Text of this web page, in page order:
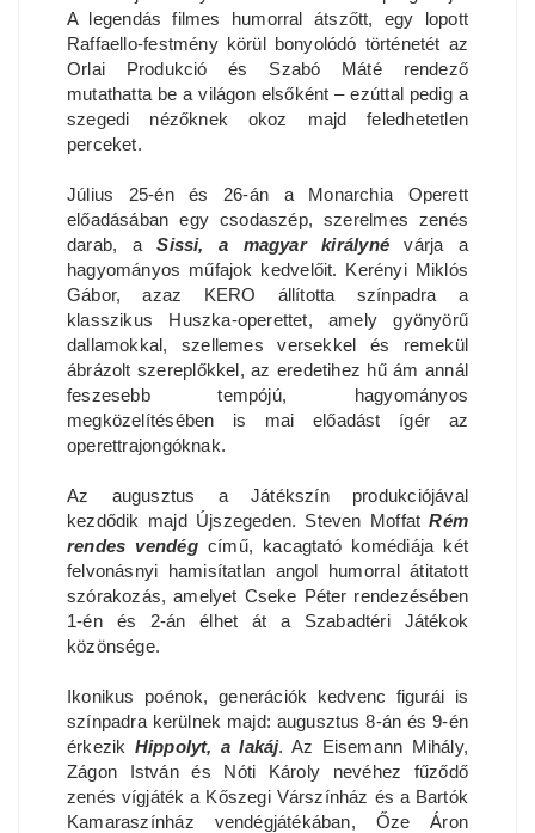
A legendás filmes humorral átszőtt, egy lopott
Raffaello-festmény körül bonyolódó történetét az
Orlai Produkció és Szabó Máté rendező
mutathatta be a világon elsőként – ezúttal pedig a
szegedi nézőknek okoz majd feledhetetlen
perceket.
Július 25-én és 26-án a Monarchia Operett
előadásában egy csodaszép, szerelmes zenés
darab, aSissi, a magyar királynévárja a
hagyományos műfajok kedvelőit. Kerényi Miklós
Gábor, azaz KERO állította színpadra a
klasszikus Huszka-operettet, amely gyönyörű
dallamokkal, szellemes versekkel és remekül
ábrázolt szereplőkkel, az eredetihez hű ám annál
feszesebb tempójú, hagyományos
megközelítésében is mai előadást ígér az
operettrajongóknak.
Az augusztus a Játékszín produkciójával
kezdődik majd Újszegeden. Steven MoffatRém
rendes vendégcímű, kacagtató komédiája két
felvonásnyi hamisítatlan angol humorral átitatott
szórakozás, amelyet Cseke Péter rendezésében
1-én és 2-án élhet át a Szabadtéri Játékok
közönsége.
Ikonikus poénok, generációk kedvenc figurái is
színpadra kerülnek majd: augusztus 8-án és 9-én
érkezik Hippolyt, a lakáj. Az Eisemann Mihály,
Zágon István és Nóti Károly nevéhez fűződő
zenés vígjáték a Kőszegi Várszínház és a Bartók
Kamaraszínház vendégjátékában, Őze Áron